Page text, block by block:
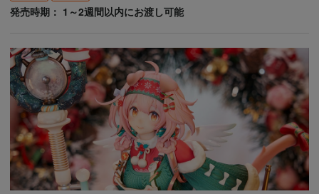
発売時期： 1～2週間以内にお渡し可能